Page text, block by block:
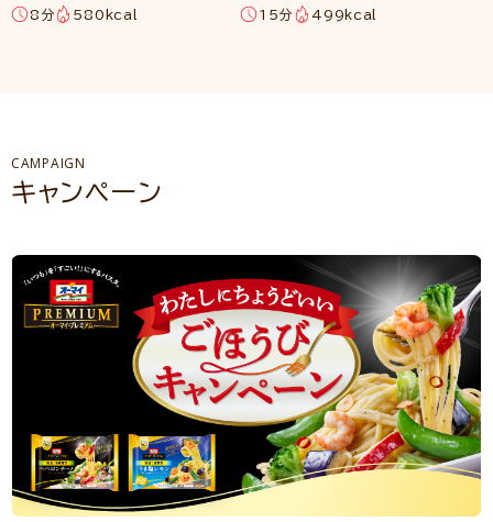
8分 580kcal 15分 499kcal
CAMPAIGN
キャンペーン